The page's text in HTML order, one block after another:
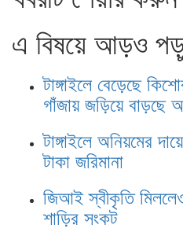
এ বিষয়ে আড়ও
টাঙ্গাইলে বেড়েছে
গাঁজায় জড়িয়ে বাড়ছে
টাঙ্গাইলে অনিয়মের
টাকা জরিমানা
জিআই স্বীকৃতি মিললেও
শাড়ির সংকট